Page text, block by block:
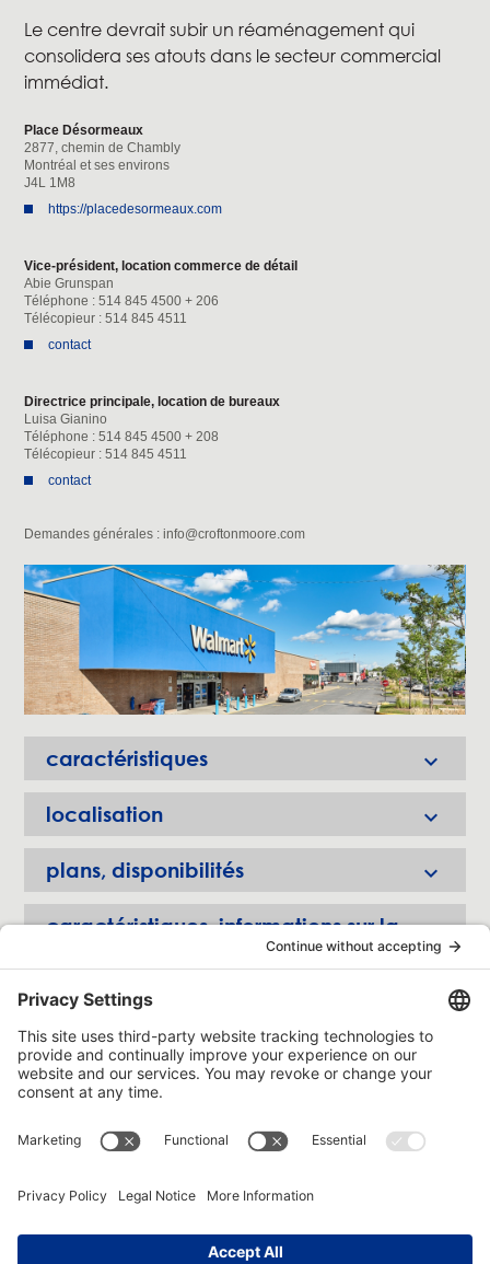
Le centre devrait subir un réaménagement qui
consolidera ses atouts dans le secteur commercial
immédiat.
Place Désormeaux
2877, chemin de Chambly
Montréal et ses environs
J4L 1M8
https://placedesormeaux.com
Vice-président, location commerce de détail
Abie Grunspan
Téléphone : 514 845 4500 + 206
Télécopieur : 514 845 4511
contact
Directrice principale, location de bureaux
Luisa Gianino
Téléphone : 514 845 4500 + 208
Télécopieur : 514 845 4511
contact
Demandes générales :info@croftonmoore.com
caractéristiques 
localisation 
plans, disponibilités 
caractéristiques, informations sur la
propriété

Crofton Moore
Montréal (Québec) H2S 3L5